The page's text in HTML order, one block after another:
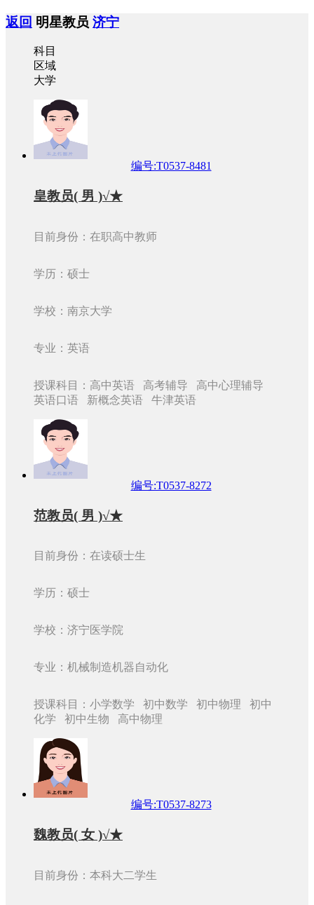
返回 明星教员 济宁
科目
区域
大学
编号:T0537-8481
皇教员( 男 )√★
目前身份：在职高中教师
学历：硕士
学校：南京大学
专业：英语
授课科目：高中英语 高考辅导 高中心理辅导
英语口语 新概念英语 牛津英语
编号:T0537-8272
范教员( 男 )√★
目前身份：在读硕士生
学历：硕士
学校：济宁医学院
专业：机械制造机器自动化
授课科目：小学数学 初中数学 初中物理 初中
化学 初中生物 高中物理
编号:T0537-8273
魏教员( 女 )√★
目前身份：本科大二学生